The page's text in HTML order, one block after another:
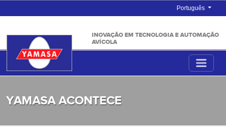
Português
INOVAÇÃO EM TECNOLOGIA E AUTOMAÇÃO
AVÍCOLA
YAMASA ACONTECE